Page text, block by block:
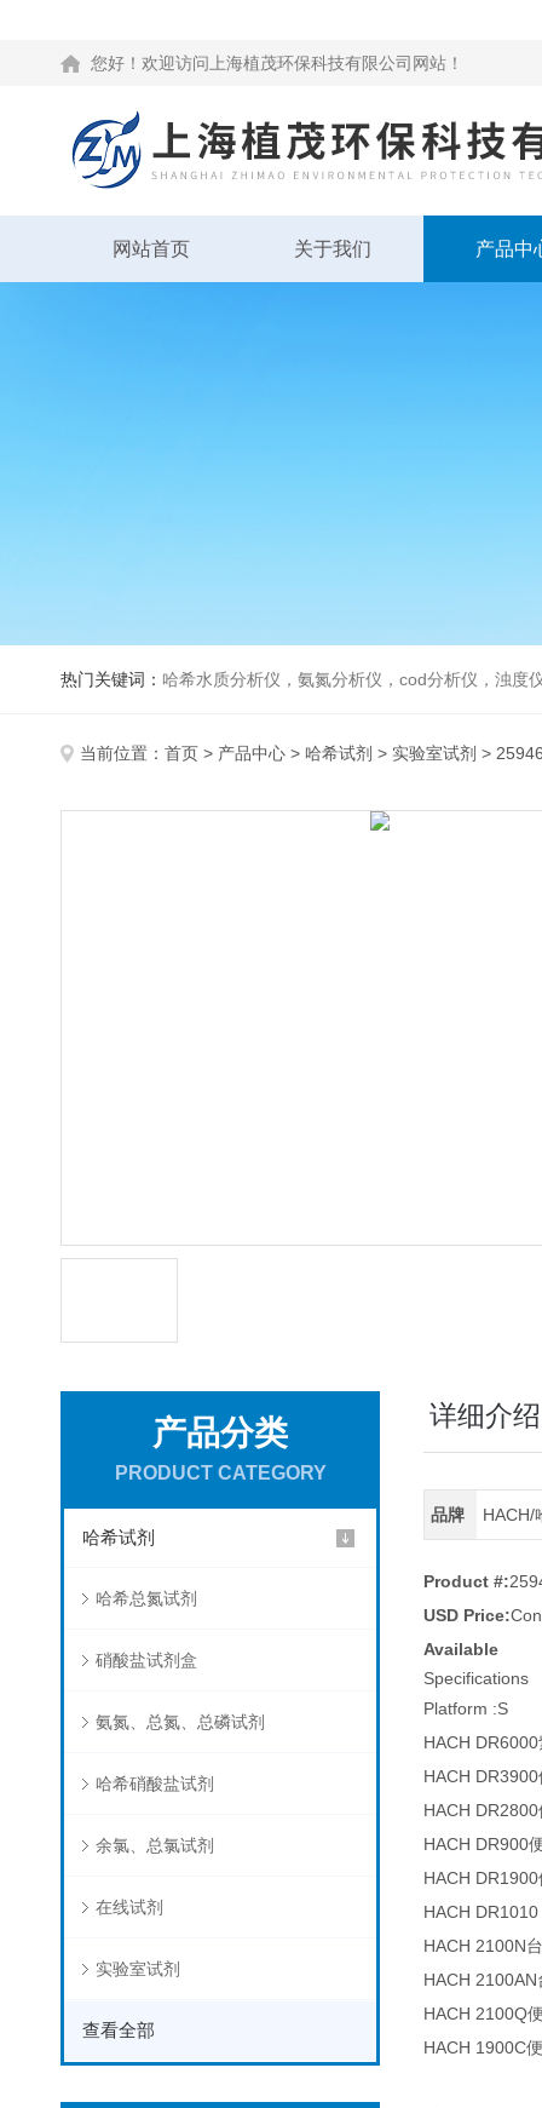
您好！欢迎访问上海植茂环保科技有限公司网站！
网站首页 关于我们 产品中
热门关键词： 哈希水质分析仪，氨氮分析仪，cod分析仪，浊度
当前位置： 首页 > 产品中心 > 哈希试剂 > 实验室试剂 >
产品分类
PRODUCT CATEGORY
哈希试剂
哈希总氮试剂
硝酸盐试剂盒
氨氮、总氮、总磷试剂
哈希硝酸盐试剂
余氯、总氯试剂
在线试剂
实验室试剂
查看全部
详细介绍
品牌 HACH/
Product #:
USD Price:
Available
Specifications
Platform :S
HACH
HACH
HACH
HACH DR900
HACH
HACH
HACH 2100N
HACH
HACH 2100Q
HACH 1900C